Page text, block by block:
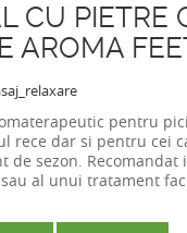
CU PIETRE
AROMA
pentru
rece dar si pentru cei
de sezon. Recomandat
al unui tratament